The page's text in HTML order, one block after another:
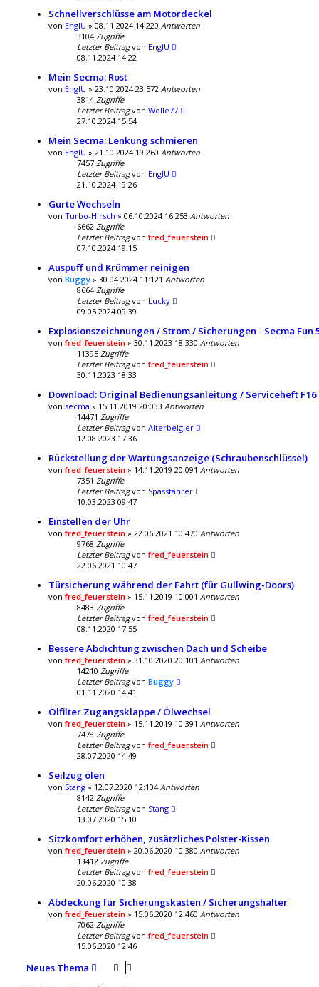
Schnellverschlüsse am Motordeckel
von EnglU » 08.11.2024 14:220 Antworten
3104 Zugriffe
Letzter Beitragvon EnglU
08.11.2024 14:22
Mein Secma: Rost
von EnglU » 23.10.2024 23:572 Antworten
3814 Zugriffe
Letzter Beitragvon Wolle77
27.10.2024 15:54
Mein Secma: Lenkung schmieren
von EnglU » 21.10.2024 19:260 Antworten
7457 Zugriffe
Letzter Beitragvon EnglU
21.10.2024 19:26
Gurte Wechseln
von Turbo-Hirsch » 06.10.2024 16:253 Antworten
6662 Zugriffe
Letzter Beitragvonfred_feuerstein
07.10.2024 19:15
Auspuff und Krümmer reinigen
von Buggy » 30.04.2024 11:121 Antworten
8664 Zugriffe
Letzter Beitragvon Lucky
09.05.2024 09:39
Explosionszeichnungen / Strom / Sicherungen - Secma Fun
vonfred_feuerstein » 30.11.2023 18:330 Antworten
11395 Zugriffe
Letzter Beitragvonfred_feuerstein
30.11.2023 18:33
Download: Original Bedienungsanleitung / Serviceheft F16
von secma » 15.11.2019 20:033 Antworten
14471 Zugriffe
Letzter Beitragvon Alterbelgier
12.08.2023 17:36
Rückstellung der Wartungsanzeige (Schraubenschlüssel)
vonfred_feuerstein » 14.11.2019 20:091 Antworten
7351 Zugriffe
Letzter Beitragvon Spassfahrer
10.03.2023 09:47
Einstellen der Uhr
vonfred_feuerstein » 22.06.2021 10:470 Antworten
9768 Zugriffe
Letzter Beitragvonfred_feuerstein
22.06.2021 10:47
Türsicherung während der Fahrt (für Gullwing-Doors)
vonfred_feuerstein » 15.11.2019 10:001 Antworten
8483 Zugriffe
Letzter Beitragvonfred_feuerstein
08.11.2020 17:55
Bessere Abdichtung zwischen Dach und Scheibe
vonfred_feuerstein » 31.10.2020 20:101 Antworten
14210 Zugriffe
Letzter Beitragvon Buggy
01.11.2020 14:41
Ölfilter Zugangsklappe / Ölwechsel
vonfred_feuerstein » 15.11.2019 10:391 Antworten
7478 Zugriffe
Letzter Beitragvonfred_feuerstein
28.07.2020 14:49
Seilzug ölen
von Stang » 12.07.2020 12:104Antworten
8142 Zugriffe
Letzter Beitragvon Stang
13.07.2020 15:10
Sitzkomfort erhöhen, zusätzliches Polster-Kissen
vonfred_feuerstein » 20.06.2020 10:380 Antworten
13412 Zugriffe
Letzter Beitragvonfred_feuerstein
20.06.2020 10:38
Abdeckung für Sicherungskasten / Sicherungshalter
vonfred_feuerstein » 15.06.2020 12:460 Antworten
7062 Zugriffe
Letzter Beitragvonfred_feuerstein
15.06.2020 12:46
Neues Thema